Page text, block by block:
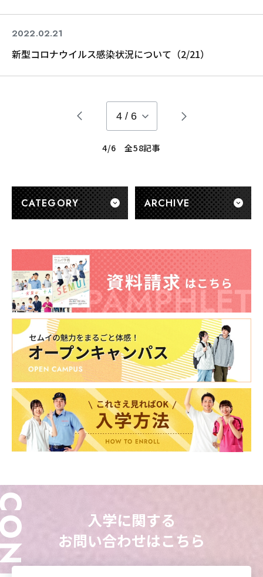
2022.02.21
新型コロナウイルス感染状況について（2/21）
4 / 6
4/6 全58記事
CATEGORY ARCHIVE
入学に関する
お問い合わせはこちら